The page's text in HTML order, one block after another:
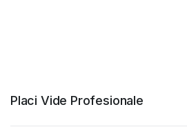
Placi Vide Profesionale